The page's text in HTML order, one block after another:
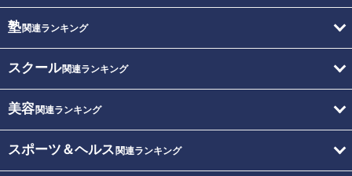
塾関連ランキング
スクール関連ランキング
美容関連ランキング
スポーツ＆ヘルス 関連ランキング